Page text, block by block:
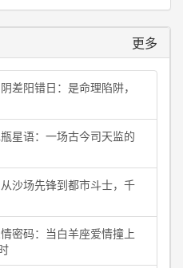
更多
差阳错日：是命理陷阱，
星语：一场古今司天监的
沙场先锋到都市斗士，千
密码：当白羊座爱情撞上